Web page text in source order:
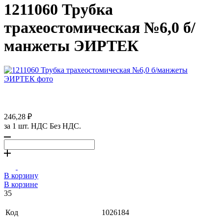
1211060 Трубка
трахеостомическая №6,0 б/
манжеты ЭИРТЕК
246,28 ₽
за 1 шт. НДС Без НДС.
В корзину
В корзине
35
Код
1026184